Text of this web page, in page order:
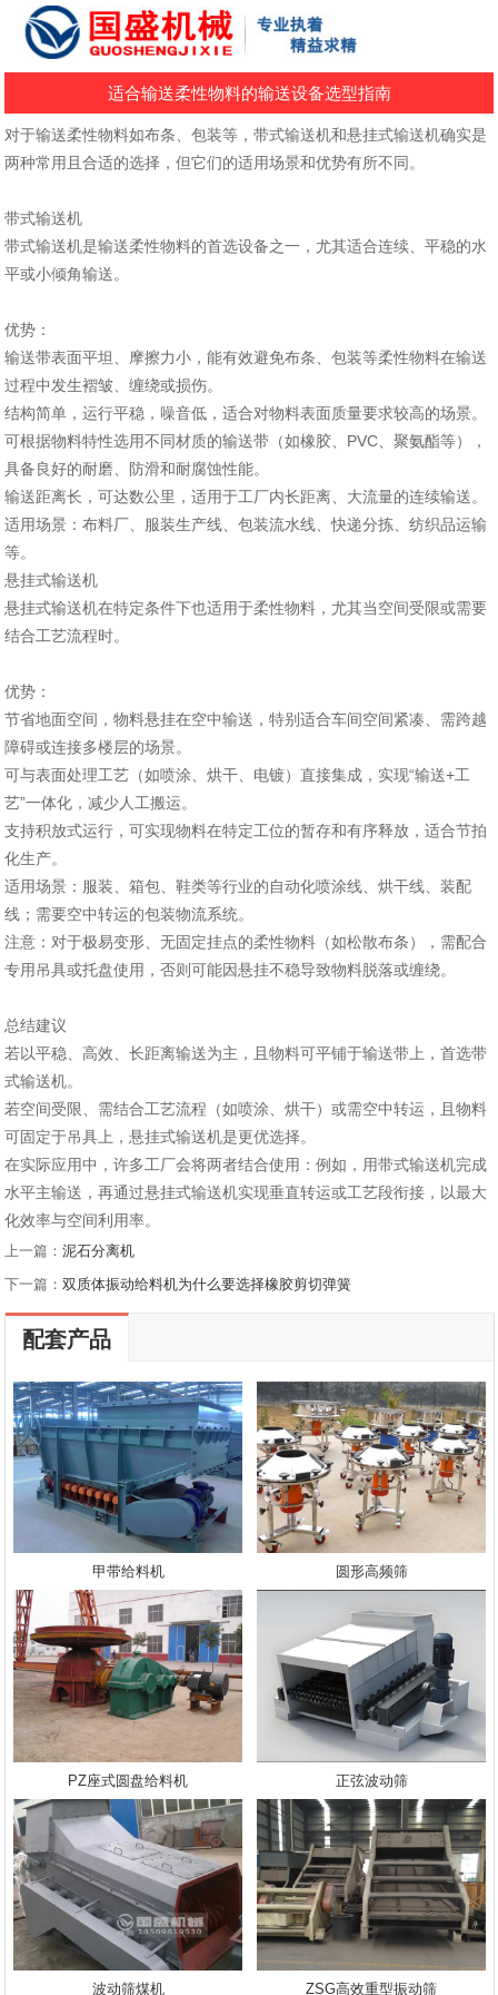
适合输送柔性物料的输送设备选型指南
对于输送柔性物料如布条、包装等，带式输送机和悬挂式输送机确实是
两种常用且合适的选择，但它们的适用场景和优势有所不同。
带式输送机
带式输送机是输送柔性物料的‌首选设备之一‌，尤其适合连续、平稳的水
平或小倾角输送。
‌优势‌：
输送带表面平坦、摩擦力小，能有效避免布条、包装等柔性物料在输送
过程中发生褶皱、缠绕或损伤。
结构简单，运行平稳，噪音低，适合对物料表面质量要求较高的场景。
可根据物料特性选用不同材质的输送带（如橡胶、PVC、聚氨酯等），
具备良好的耐磨、防滑和耐腐蚀性能。
输送距离长，可达数公里，适用于工厂内长距离、大流量的连续输送。
‌适用场景‌：布料厂、服装生产线、包装流水线、快递分拣、纺织品运输
等。
悬挂式输送机
悬挂式输送机在特定条件下也适用于柔性物料，尤其当空间受限或需要
结合工艺流程时。
‌优势‌：
‌节省地面空间‌，物料悬挂在空中输送，特别适合车间空间紧凑、需跨越
障碍或连接多楼层的场景。
可与表面处理工艺（如喷涂、烘干、电镀）直接集成，实现“输送+工
艺”一体化，减少人工搬运。
支持积放式运行，可实现物料在特定工位的暂存和有序释放，适合节拍
化生产。
‌适用场景‌：服装、箱包、鞋类等行业的自动化喷涂线、烘干线、装配
线；需要空中转运的包装物流系统。
‌注意‌：对于极易变形、无固定挂点的柔性物料（如松散布条），需配合
专用吊具或托盘使用，否则可能因悬挂不稳导致物料脱落或缠绕。
总结建议
‌若以平稳、高效、长距离输送为主‌，且物料可平铺于输送带上，‌首选带
式输送机‌。
‌若空间受限、需结合工艺流程（如喷涂、烘干）或需空中转运‌，且物料
可固定于吊具上，‌悬挂式输送机是更优选择‌。
在实际应用中，许多工厂会将两者结合使用：例如，用带式输送机完成
水平主输送，再通过悬挂式输送机实现垂直转运或工艺段衔接，以最大
化效率与空间利用率。‌
上一篇：泥石分离机
下一篇：双质体振动给料机为什么要选择橡胶剪切弹簧
配套产品
甲带给料机 圆形高频筛
PZ座式圆盘给料机 正弦波动筛
波动筛煤机 ZSG高效重型振动筛